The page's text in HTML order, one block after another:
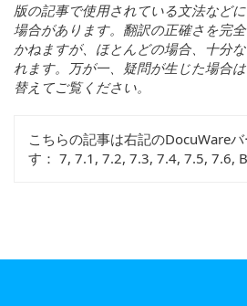
版の記事で使用されている文法など
場合があります。翻訳の正確さを完全
かねますが、 ほとんどの場合、十分な
れます。万が一、疑問が生じた場合は
替えてご覧ください。
こちらの記事は右記のDocuWare
す： 7, 7.1, 7.2, 7.3, 7.4, 7.5, 7.6,